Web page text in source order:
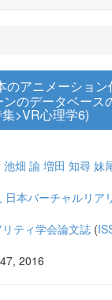
のアニメーショ
のデータベース
>VR心理学6)
池畑 諭 増田 知尋 妹
日本バーチャルリア
ティ学会論文誌 (
2016